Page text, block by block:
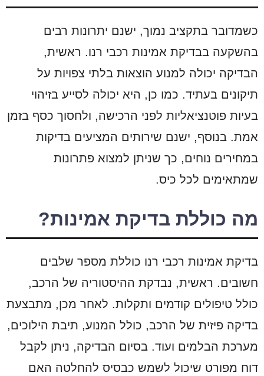
כשמדובר בתקציב נמוך, ישנם יתרונות רבים
בהשקעה בבדיקת אמינות רכבי רנו. ראשית,
הבדיקה יכולה למנוע הוצאות בלתי צפויות על
תיקונים בעתיד. כמו כן, היא יכולה לסייע בזיהוי
בעיות פוטנציאליות לפני הרכישה, ולחסוך כסף בזמן
אמת. בנוסף, ישנם שירותים המציעים בדיקות
במחירים נוחים, כך שניתן למצוא פתרונות
שמתאימים לכל כיס.
מה כוללת בדיקת אמינות?
בדיקת אמינות רכבי רנו כוללת מספר שלבים
חשובים. ראשית, נבדקת ההיסטוריה של הרכב,
כולל טיפולים קודמים ותקלות. לאחר מכן, מתבצעת
בדיקה פיזית של הרכב, כולל המנוע, תיבת הילוכים,
מערכת הבלמים ועוד. בסיום הבדיקה, ניתן לקבל
דוח מפורט שיכול לשמש כבסיס להחלטה האם